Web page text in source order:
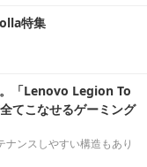
特集
「Lenovo Legion To
てこなせるゲーミング
ンスしやすい構造もあり